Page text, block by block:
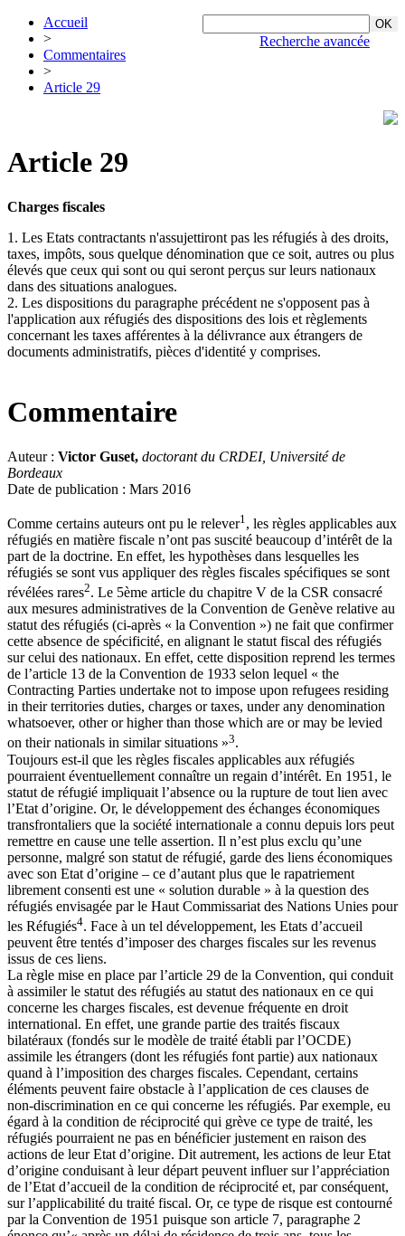
Recherche avancée
Accueil
>
Commentaires
>
Article 29
Article 29
Charges fiscales
1. Les Etats contractants n'assujettiront pas les réfugiés à des droits,
taxes, impôts, sous quelque dénomination que ce soit, autres ou plus
élevés que ceux qui sont ou qui seront perçus sur leurs nationaux
dans des situations analogues.
2. Les dispositions du paragraphe précédent ne s'opposent pas à
l'application aux réfugiés des dispositions des lois et règlements
concernant les taxes afférentes à la délivrance aux étrangers de
documents administratifs, pièces d'identité y comprises.
Commentaire
Auteur : Victor Guset, doctorant du CRDEI, Université de
Bordeaux
Date de publication : Mars 2016
Comme certains auteurs ont pu le relever1 , les règles applicables aux
réfugiés en matière fiscale n’ont pas suscité beaucoup d’intérêt de la
part de la doctrine. En effet, les hypothèses dans lesquelles les
réfugiés se sont vus appliquer des règles fiscales spécifiques se sont
révélées rares2. Le 5ème article du chapitre V de la CSR consacré
aux mesures administratives de la Convention de Genève relative au
statut des réfugiés (ci-après « la Convention ») ne fait que confirmer
cette absence de spécificité, en alignant le statut fiscal des réfugiés
sur celui des nationaux. En effet, cette disposition reprend les termes
de l’article 13 de la Convention de 1933 selon lequel « the
Contracting Parties undertake not to impose upon refugees residing
in their territories duties, charges or taxes, under any denomination
whatsoever, other or higher than those which are or may be levied
on their nationals in similar situations »3.
Toujours est-il que les règles fiscales applicables aux réfugiés
pourraient éventuellement connaître un regain d’intérêt. En 1951, le
statut de réfugié impliquait l’absence ou la rupture de tout lien avec
l’Etat d’origine. Or, le développement des échanges économiques
transfrontaliers que la société internationale a connu depuis lors peut
remettre en cause une telle assertion. Il n’est plus exclu qu’une
personne, malgré son statut de réfugié, garde des liens économiques
avec son Etat d’origine – ce d’autant plus que le rapatriement
librement consenti est une « solution durable » à la question des
réfugiés envisagée par le Haut Commissariat des Nations Unies pour
les Réfugiés4. Face à un tel développement, les Etats d’accueil
peuvent être tentés d’imposer des charges fiscales sur les revenus
issus de ces liens.
La règle mise en place par l’article 29 de la Convention, qui conduit
à assimiler le statut des réfugiés au statut des nationaux en ce qui
concerne les charges fiscales, est devenue fréquente en droit
international. En effet, une grande partie des traités fiscaux
bilatéraux (fondés sur le modèle de traité établi par l’OCDE)
assimile les étrangers (dont les réfugiés font partie) aux nationaux
quand à l’imposition des charges fiscales. Cependant, certains
éléments peuvent faire obstacle à l’application de ces clauses de
non-discrimination en ce qui concerne les réfugiés. Par exemple, eu
égard à la condition de réciprocité qui grève ce type de traité, les
réfugiés pourraient ne pas en bénéficier justement en raison des
actions de leur Etat d’origine. Dit autrement, les actions de leur Etat
d’origine conduisant à leur départ peuvent influer sur l’appréciation
de l’Etat d’accueil de la condition de réciprocité et, par conséquent,
sur l’applicabilité du traité fiscal. Or, ce type de risque est contourné
par la Convention de 1951 puisque son article 7, paragraphe 2